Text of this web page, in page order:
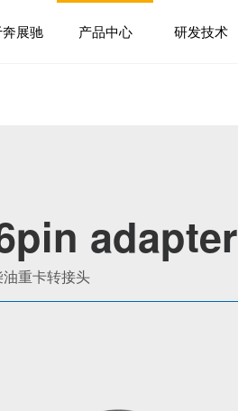
展驰 产品中心 研发技术
adapter
油重卡转接头